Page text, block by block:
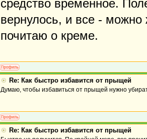
средство временное.
вернулось, и все -
почитаю о креме.
Re: Как быстро избавится от прыщей
Думаю, чтобы избавиться от прыщей нужно
Re: Как быстро избавится от прыщей